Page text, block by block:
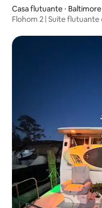
Casa flutuante ⋅ Baltimore
Flohom 2 | Suíte flutuante